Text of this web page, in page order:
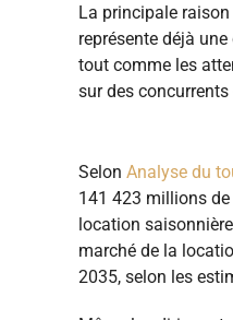
La principale
représente déjà
tout comme les
sur des
Selon Analyse du
141 423 millions
location
marché de la
2035, selon les